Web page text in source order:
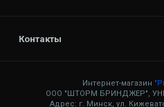
Контакты
Интернет-магазин
ООО "ШТОРМ БРИНДЖЕР", УНП
Адрес: г. Минск, ул.